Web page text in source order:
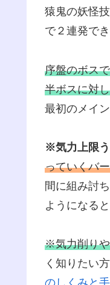
猿鬼の妖怪
で２連発で
序盤のボス
半ボスに対
最初のメイ
※気力上限
っていくバー
間に組み討
ようになる
※気力削りや
く知りたい